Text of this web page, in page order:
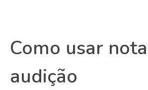
Como usar
audição